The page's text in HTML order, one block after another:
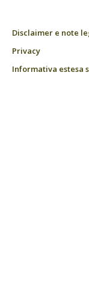
Disclaimer e note
Privacy
Informativa estesa